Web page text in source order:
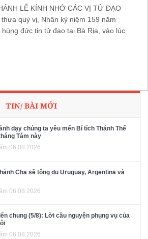
LỄ KÍNH NHỚ CÁC VỊ TỬ ĐẠO
quý vị, Nhân kỷ niệm 159 năm
hùng đức tin tử đạo tại Bà Rịa, vào lúc
TIN/ BÀI MỚI
dạy chúng ta yêu mến Bí tích Thánh Thể
Tám này
06.08.2026
Cha sẽ tông du Uruguay, Argentina và
06.08.2026
chung (5/8): Lời cầu nguyện phụng vụ của
06.08.2026